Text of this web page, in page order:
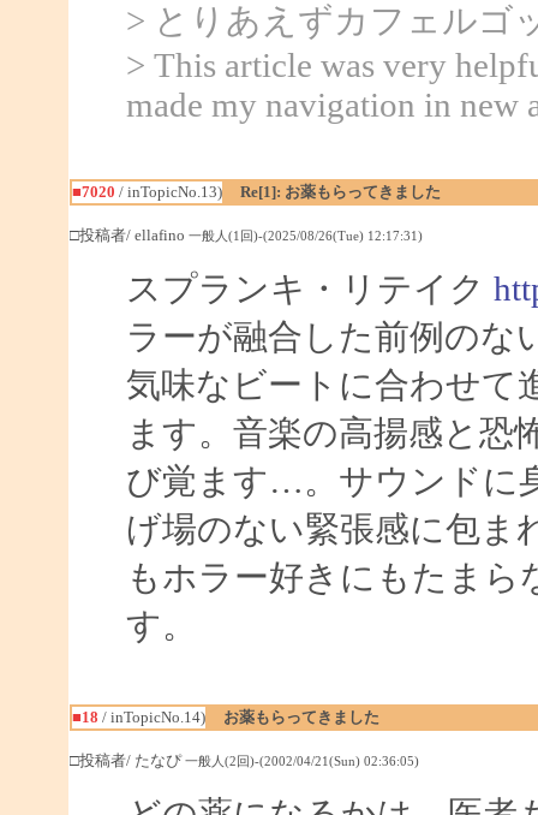
> とりあえずカフェルゴ
> This article was very
made my navigation in new
■7020 / inTopicNo.13) Re[1]: お薬もらってきました
□投稿者/ ellafino 一般人(1回)-(2025/08/26(Tue) 12:17:31)
スプランキ・リテイク
ラーが融合した前例のな
気味なビートに合わせて
ます。音楽の高揚感と恐
び覚ます…。サウンドに
げ場のない緊張感に包ま
もホラー好きにもたま
す。
■18 / inTopicNo.14) お薬もらってきました
□投稿者/ たなぴ一般人(2回)-(2002/04/21(Sun) 02:36:05)